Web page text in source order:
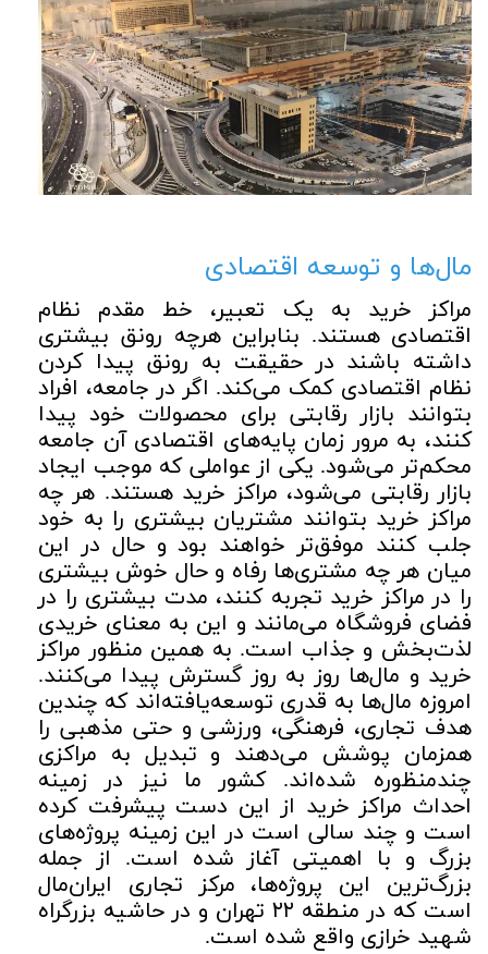
مال‌ها و توسعه اقتصادی
مراکز خرید به یک تعبیر، خط مقدم نظام
اقتصادی هستند. بنابراین هرچه رونق بیشتری
داشته باشند در حقیقت به رونق پیدا کردن
نظام اقتصادی کمک می‌کند. اگر در جامعه، افراد
بتوانند بازار رقابتی برای محصولات خود پیدا
کنند، به مرور زمان پایه‌های اقتصادی آن جامعه
محکم‌تر می‌شود. یکی از عواملی که موجب ایجاد
بازار رقابتی می‌شود، مراکز خرید هستند. هر چه
مراکز خرید بتوانند مشتریان بیشتری را به خود
جلب کنند موفق‌تر خواهند بود و حال در این
میان هر چه مشتری‌ها رفاه و حال خوش بیشتری
را در مراکز خرید تجربه کنند، مدت بیشتری را در
فضای فروشگاه می‌مانند و این به معنای خریدی
لذت‌بخش و جذاب است. به همین منظور مراکز
خرید و مال‌ها روز به روز گسترش پیدا می‌کنند.
امروزه مال‌ها به قدری توسعه‌یافته‌اند که چندین
هدف تجاری، فرهنگی، ورزشی و حتی مذهبی را
همزمان پوشش می‌دهند و تبدیل به مراکزی
چندمنظوره شده‌اند. کشور ما نیز در زمینه
احداث مراکز خرید از این دست پیشرفت کرده
است و چند سالی است در این زمینه پروژه‌های
بزرگ و با اهمیتی آغاز شده است. از جمله
بزرگ‌ترین این پروژه‌ها، مرکز تجاری ایران‌مال
است که در منطقه ۲۲ تهران و در حاشیه بزرگراه
شهید خرازی واقع شده است.